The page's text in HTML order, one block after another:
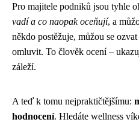
Pro majitele podniků jsou tyhle
vadí a co naopak oceňují, a
někdo postěžuje, můžou se
omluvit. To člověk ocení –
záleží.
A teď k tomu nejpraktičtějšímu:
hodnocení. Hledáte wellness